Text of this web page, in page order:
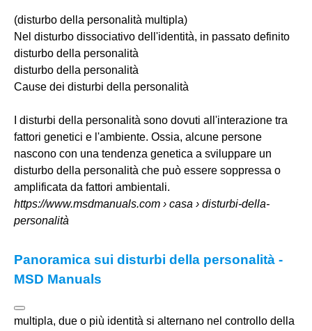
(disturbo della personalità multipla)
Nel disturbo dissociativo dell'identità, in passato definito
disturbo della personalità
disturbo della personalità
Cause dei disturbi della personalità
I disturbi della personalità sono dovuti all'interazione tra
fattori genetici e l'ambiente. Ossia, alcune persone
nascono con una tendenza genetica a sviluppare un
disturbo della personalità che può essere soppressa o
amplificata da fattori ambientali.
https://www.msdmanuals.com › casa › disturbi-della-
personalità
Panoramica sui disturbi della personalità -
MSD Manuals
multipla, due o più identità si alternano nel controllo della